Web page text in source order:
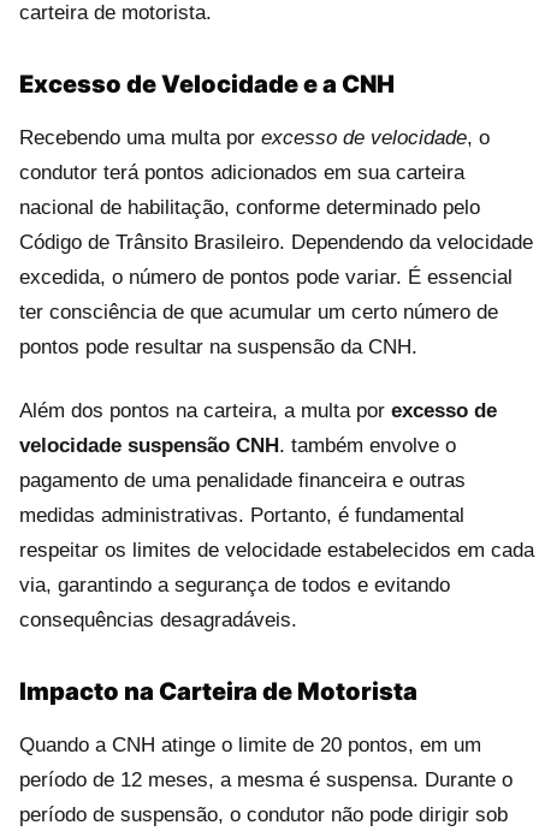
carteira de motorista.
Excesso de Velocidade e a CNH
Recebendo uma multa por excesso de velocidade, o
condutor terá pontos adicionados em sua carteira
nacional de habilitação, conforme determinado pelo
Código de Trânsito Brasileiro. Dependendo da velocidade
excedida, o número de pontos pode variar. É essencial
ter consciência de que acumular um certo número de
pontos pode resultar na suspensão da CNH.
Além dos pontos na carteira, a multa por excesso de
velocidade suspensão CNH . também envolve o
pagamento de uma penalidade financeira e outras
medidas administrativas. Portanto, é fundamental
respeitar os limites de velocidade estabelecidos em cada
via, garantindo a segurança de todos e evitando
consequências desagradáveis.
Impacto na Carteira de Motorista
Quando a CNH atinge o limite de 20 pontos, em um
período de 12 meses, a mesma é suspensa. Durante o
período de suspensão, o condutor não pode dirigir sob